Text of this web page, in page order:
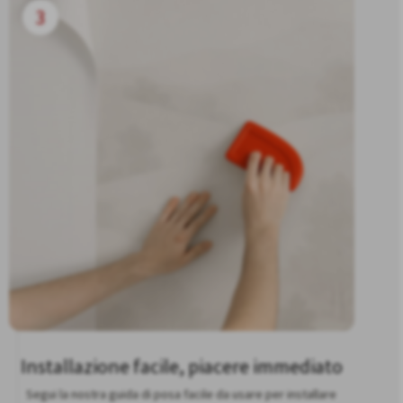
3
Installazione facile, piacere immediato
Segui la nostra guida di posa facile da usare per installare